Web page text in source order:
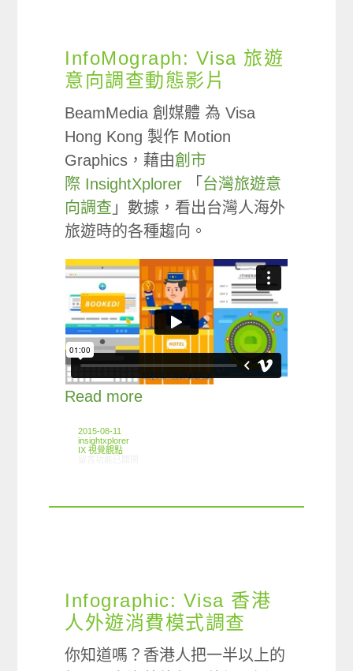
InfoMograph: Visa 旅遊
意向調查動態影片
BeamMedia 創媒體 為 Visa
Hong Kong 製作 Motion
Graphics，藉由創市
際 InsightXplorer 「 台灣旅遊意
向調查 」數據，看出台灣人海外
旅遊時的各種趨向。
Read more
2015-08-11
insightxplorer
IX 視覺觀點
Infographic: Visa 香港
人外遊消費模式調查
你知道嗎？香港人把一半以上的